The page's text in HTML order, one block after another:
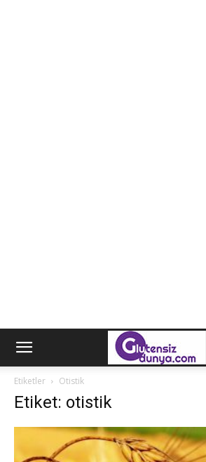
Etiketler Otistik
Etiket: otistik